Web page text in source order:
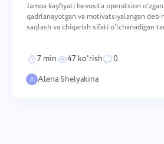
Jamoa kayfiyati bevosita operatsion
qadrlanayotgan va motivatsiyalangan deb
saqlash va chiqarish sifati o'lchanadigan
7 min 47 ko'rish
0
Alena Shelyakina